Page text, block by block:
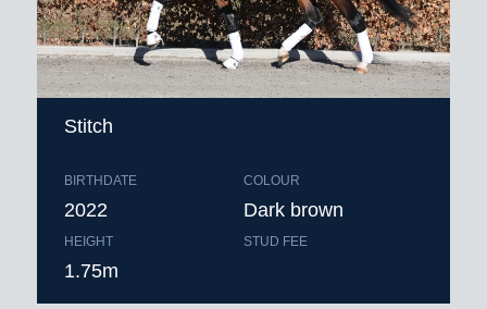
Stitch
BIRTHDATE
2022
HEIGHT
1.75m
COLOUR
Dark brown
STUD FEE